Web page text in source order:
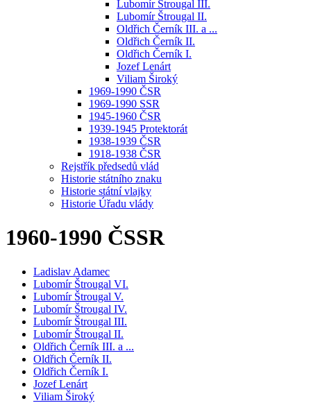
Lubomír Štrougal III.
Lubomír Štrougal II.
Oldřich Černík III. a ...
Oldřich Černík II.
Oldřich Černík I.
Jozef Lenárt
Viliam Široký
1969-1990 ČSR
1969-1990 SSR
1945-1960 ČSR
1939-1945 Protektorát
1938-1939 ČSR
1918-1938 ČSR
Rejstřík předsedů vlád
Historie státního znaku
Historie státní vlajky
Historie Úřadu vlády
1960-1990 ČSSR
Ladislav Adamec
Lubomír Štrougal VI.
Lubomír Štrougal V.
Lubomír Štrougal IV.
Lubomír Štrougal III.
Lubomír Štrougal II.
Oldřich Černík III. a ...
Oldřich Černík II.
Oldřich Černík I.
Jozef Lenárt
Viliam Široký